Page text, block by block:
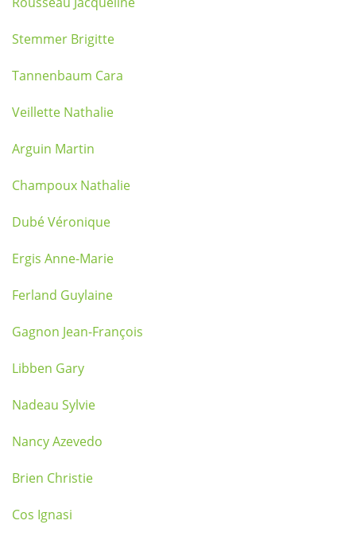
Stemmer Brigitte
Tannenbaum Cara
Veillette Nathalie
Arguin Martin
Champoux Nathalie
Dubé Véronique
Ergis Anne-Marie
Ferland Guylaine
Gagnon Jean-François
Libben Gary
Nadeau Sylvie
Nancy Azevedo
Brien Christie
Cos Ignasi